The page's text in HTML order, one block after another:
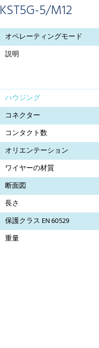
KST5G-5/M12
オペレーティングモード
説明
ハウジング
コネクター
コンタクト数
オリエンテーション
ワイヤーの材質
断面図
長さ
保護クラス EN 60529
重量